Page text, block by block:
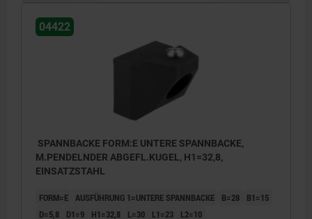
04422
SPANNBACKE FORM:E UNTERE SPANNBACKE,
M.PENDELNDER ABGEFL.KUGEL, H1=32,8,
EINSATZSTAHL
FORM=E AUSFÜHRUNG 1=UNTERE SPANNBACKE B=28
B1=15
D=5,8
D1=9 H1=32,8 L=30 L1=23 L2=10